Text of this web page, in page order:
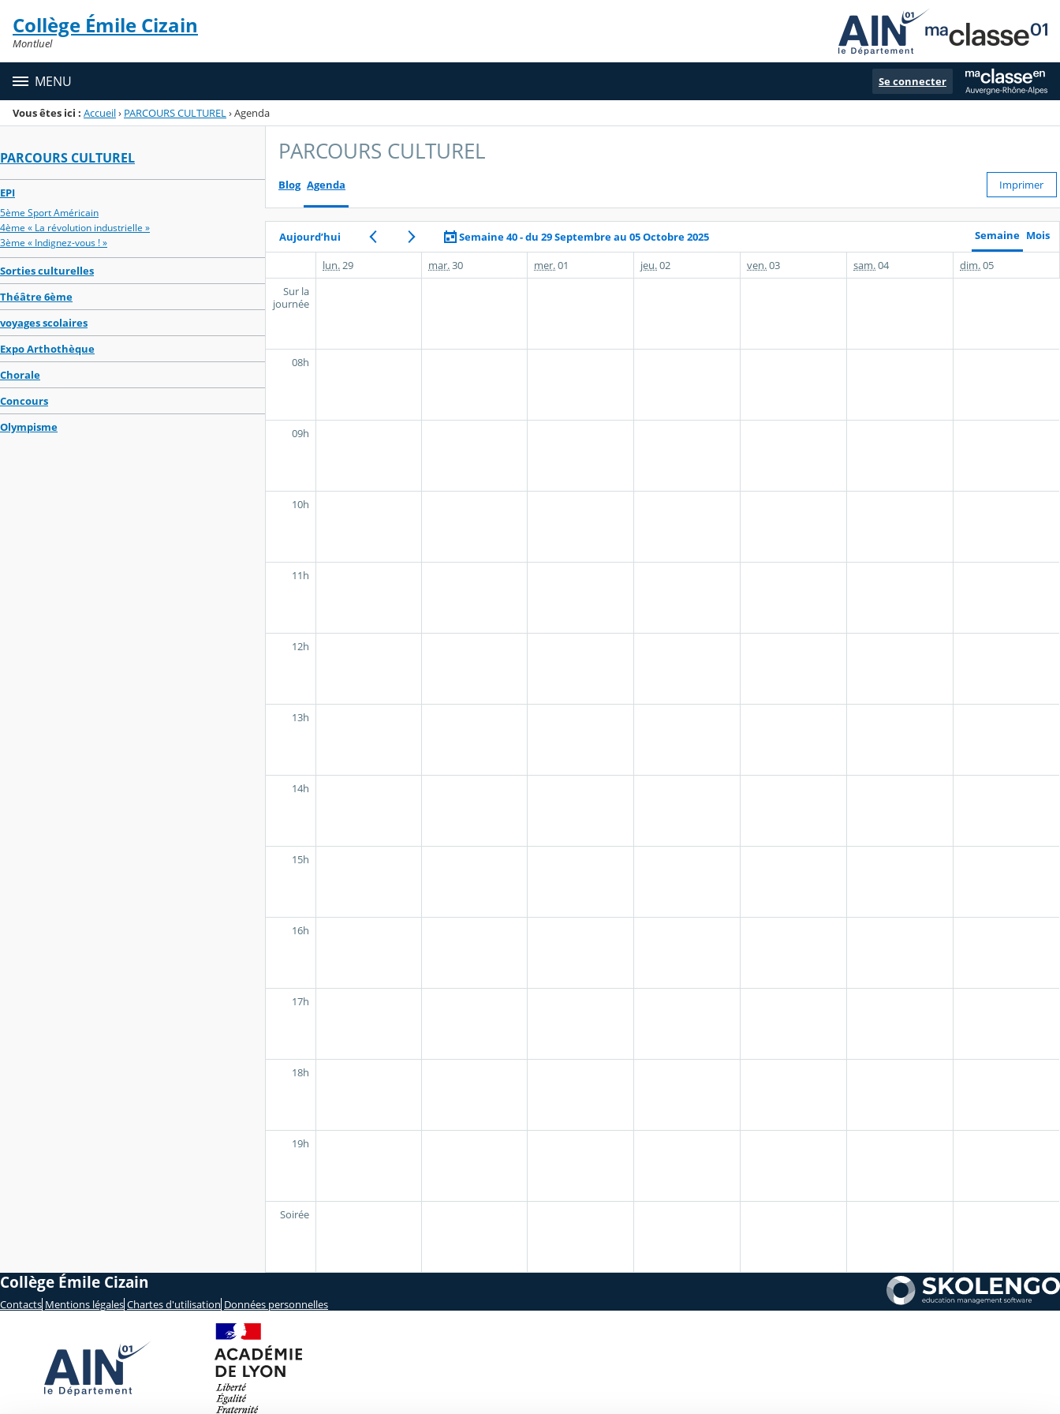
Menu de la rubrique
Contenu
Collège Émile Cizain
Montluel
MENU Se connecter
Vous êtes ici : Accueil› PARCOURS CULTUREL›Agenda
PARCOURS CULTUREL
EPI
5ème Sport Américain
4ème « La révolution industrielle »
3ème « Indignez-vous ! »
Sorties culturelles
Théâtre 6ème
voyages scolaires
Expo Arthothèque
Chorale
Concours
Olympisme
PARCOURS CULTUREL
Blog Agenda Imprimer
Aujourd’hui Semaine 40 - du 29 Septembre au 05 Octobre 2025 Semaine Mois
lun. 29 mar.30 mer.01 jeu.02 ven.03 sam.04 dim.05
Sur la
journée
08h
09h
10h
11h
12h
13h
14h
15h
16h
17h
18h
19h
Soirée
Collège Émile Cizain
Contacts Mentions légales Chartes d'utilisation Données personnelles